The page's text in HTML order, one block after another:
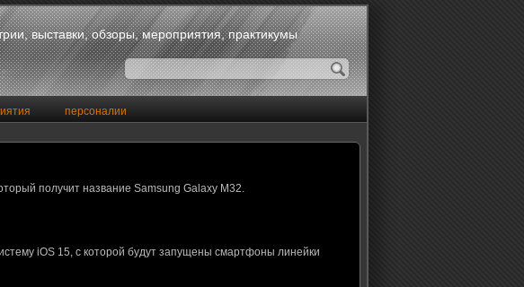
выставки, обзоры, мероприятия, практикумы
персоналии
получит название Samsung Galaxy M32.
iOS 15, с которой будут запущены смартфоны линейки